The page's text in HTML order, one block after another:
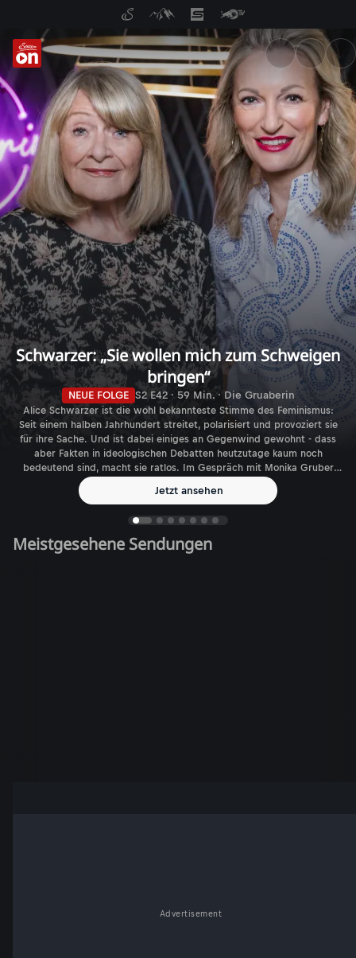
ServusTV On: Livestreams,
Schwarzer: „Sie wollen mich zum Schweigen
bringen“
NEUE FOLGE S2 E42 · 59 Min. · Die Gruaberin
Alice Schwarzer ist die wohl bekannteste Stimme des Feminismus:
Seit einem halben Jahrhundert streitet, polarisiert und provoziert sie
für ihre Sache. Und ist dabei einiges an Gegenwind gewohnt - dass
aber Fakten in ideologischen Debatten heutzutage kaum noch
bedeutend sind, macht sie ratlos. Im Gespräch mit Monika Gruber
spricht die Journalistin, Autorin und Verlegerin über den aktuellen
Feminismus - und die gefühlt immer größer werdende Zahl
Jetzt ansehen
Meistgesehene Sendungen
Advertisement